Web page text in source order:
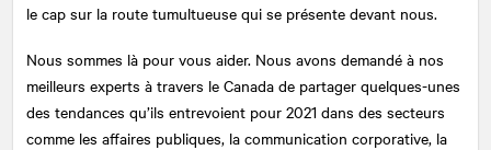
le cap sur la route tumultueuse qui se présente devant nous.
Nous sommes là pour vous aider. Nous avons demandé à nos
meilleurs experts à travers le Canada de partager quelques-unes
des tendances qu’ils entrevoient pour 2021 dans des secteurs
comme les affaires publiques, la communication corporative, la